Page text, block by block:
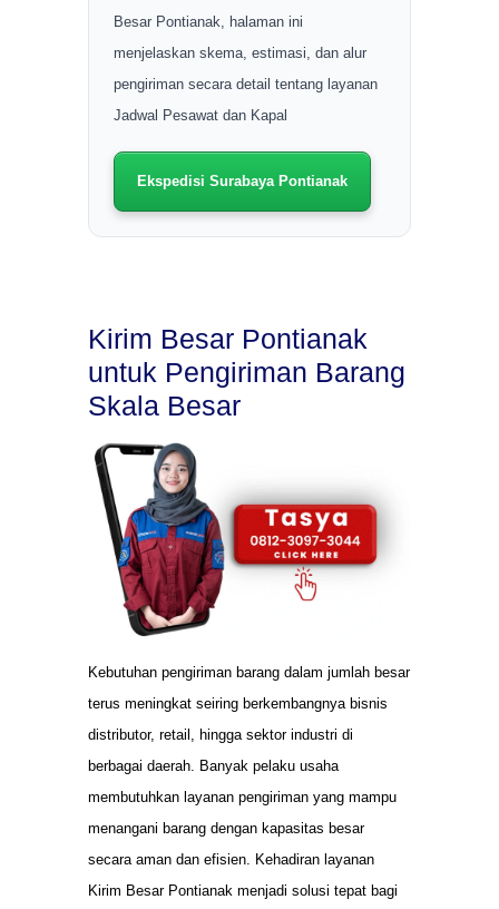
Besar Pontianak, halaman ini
menjelaskan skema, estimasi, dan alur
pengiriman secara detail tentang layanan
Jadwal Pesawat dan Kapal
Ekspedisi Surabaya Pontianak
Kirim Besar Pontianak
untuk Pengiriman Barang
Skala Besar
Kebutuhan pengiriman barang dalam jumlah besar
terus meningkat seiring berkembangnya bisnis
distributor, retail, hingga sektor industri di
berbagai daerah. Banyak pelaku usaha
membutuhkan layanan pengiriman yang mampu
menangani barang dengan kapasitas besar
secara aman dan efisien. Kehadiran layanan
Kirim Besar Pontianak menjadi solusi tepat bagi